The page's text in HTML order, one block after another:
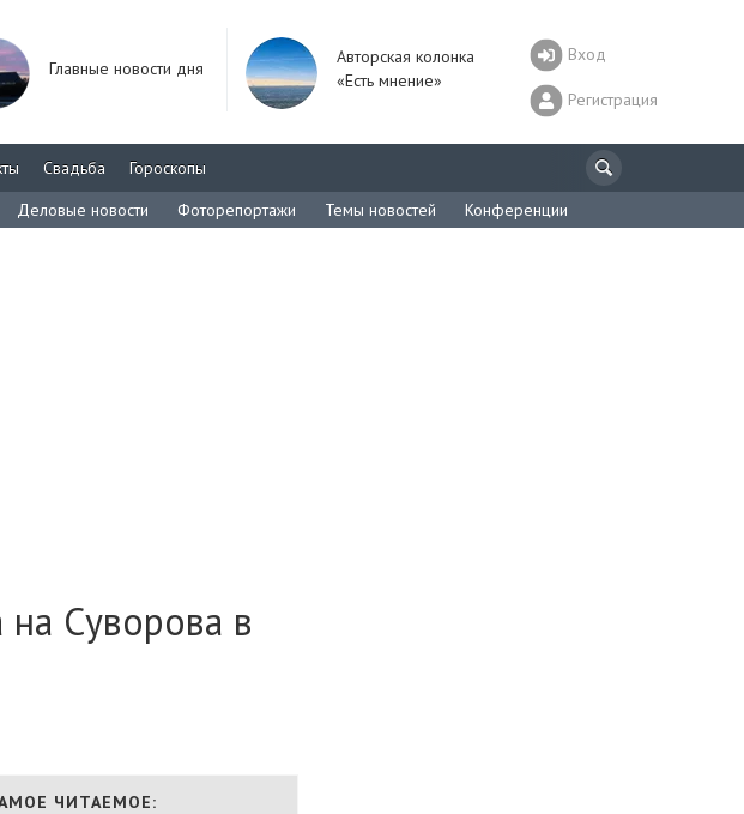
Главные новости дня
Авторская колонка
«Есть мнение»
Вход
Регистрация
Свадьба
Гороскопы
Деловые новости Фоторепортажи Темы новостей Конференции
Суворова в
ЧИТАЕМОЕ: